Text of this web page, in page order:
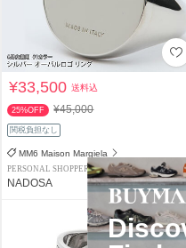
¥33,500送料込
25%OFF ¥45,000
関税負担なし
MM6 Maison Margiela
PERSONAL SHOPPER
NADOSA